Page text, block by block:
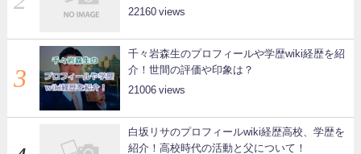
22160
千々岩森生のプロフィールや学歴wiki経歴を紹
介！世間の評価や印象は？
21006
白坂リサのプロフィールwiki経歴高校、学歴を
紹介！高校時代の活動と父について！